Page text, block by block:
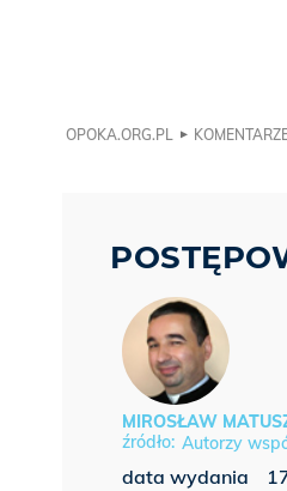
OPOKA.ORG.PL
MIROSŁAW
Autorzy
data wydania